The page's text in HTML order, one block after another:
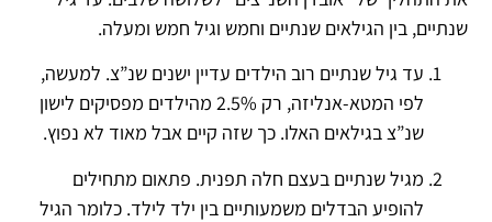
שנתיים, בין הגילאים שנתיים וחמש וגיל חמש ומעלה.
עד גיל שנתיים רוב הילדים עדיין ישנים שנ”צ. למעשה,
לפי המטא-אנליזה, רק 2.5% מהילדים מפסיקים לישון
שנ”צ בגילאים האלו. כך שזה קיים אבל מאוד לא נפוץ.
מגיל שנתיים בעצם חלה תפנית. פתאום מתחילים
להופיע הבדלים משמעותיים בין ילד לילד. כלומר הגיל